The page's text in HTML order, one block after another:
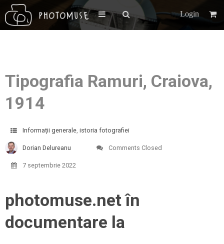
Login
Tipografia Ramuri, Craiova,
1914
Informații generale, istoria fotografiei
Dorian Delureanu Comments Closed
7 septembrie 2022
photomuse.net în
documentare la